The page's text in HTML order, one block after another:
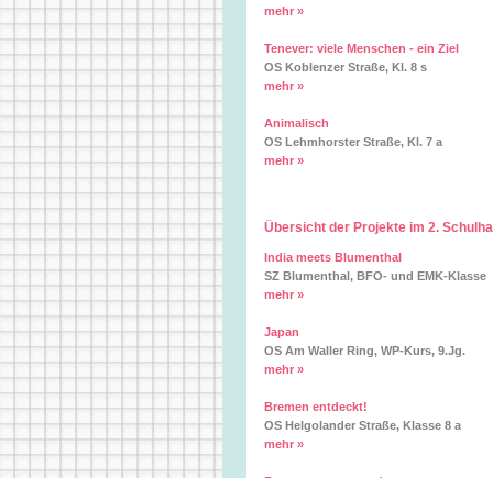
mehr »
Tenever: viele Menschen - ein Ziel
OS Koblenzer Straße, Kl. 8 s
mehr »
Animalisch
OS Lehmhorster Straße, Kl. 7 a
mehr »
Übersicht der Projekte im 2.
India meets Blumenthal
SZ Blumenthal, BFO- und EMK-Klasse
mehr »
Japan
OS Am Waller Ring, WP-Kurs, 9.Jg.
mehr »
Bremen entdeckt!
OS Helgolander Straße, Klasse 8 a
mehr »